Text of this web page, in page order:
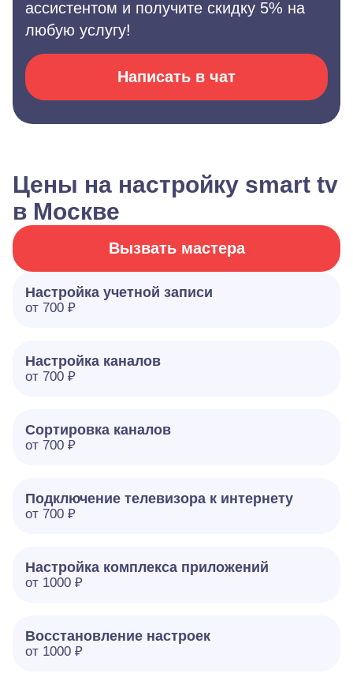
ассистентом и получите скидку 5% на
любую услугу!
Написать в чат
Цены на настройку smart tv
в Москве
Вызвать мастера
Настройка учетной записи
от 700 ₽
Настройка каналов
от 700 ₽
Сортировка каналов
от 700 ₽
Подключение телевизора к интернету
от 700 ₽
Настройка комплекса приложений
от 1000 ₽
Восстановление настроек
от 1000 ₽